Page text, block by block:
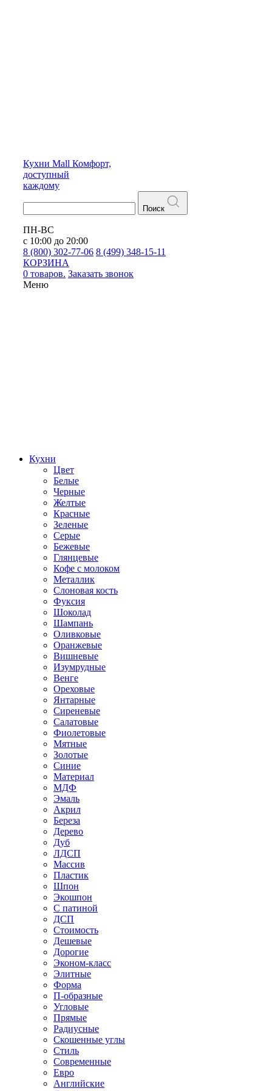
Кухни Mall Комфорт,
доступный
каждому
Поиск
ПН-ВС
с 10:00 до 20:00
8 (800) 302-77-06 8 (499) 348-15-11
КОРЗИНА
0 товаров. Заказать звонок
Меню
Кухни
Цвет
Белые
Черные
Желтые
Красные
Зеленые
Серые
Бежевые
Глянцевые
Кофе с молоком
Металлик
Слоновая кость
Фуксия
Шоколад
Шампань
Оливковые
Оранжевые
Вишневые
Изумрудные
Венге
Ореховые
Янтарные
Сиреневые
Салатовые
Фиолетовые
Мятные
Золотые
Синие
Материал
МДФ
Эмаль
Акрил
Береза
Дерево
Дуб
ЛДСП
Массив
Пластик
Шпон
Экошпон
С патиной
ДСП
Стоимость
Дешевые
Дорогие
Эконом-класс
Элитные
Форма
П-образные
Угловые
Прямые
Радиусные
Скошенные углы
Стиль
Современные
Евро
Английские